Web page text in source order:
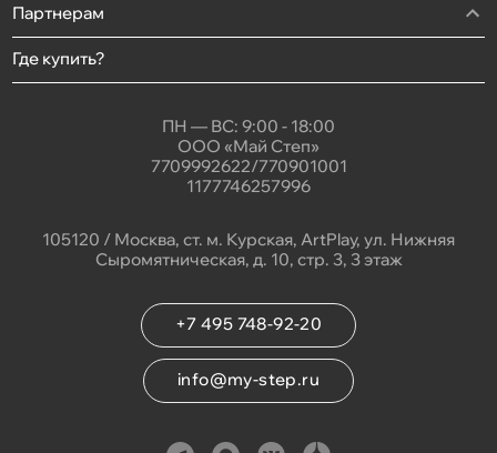
Партнерам
Где купить?
ПН — ВС: 9:00 - 18:00
ООО «Май Степ»
7709992622/770901001
1177746257996
105120 / Москва, ст. м. Курская, ArtPlay, ул. Нижняя
Сыромятническая, д. 10, стр. 3, 3 этаж
+7 495 748-92-20
info@my-step.ru